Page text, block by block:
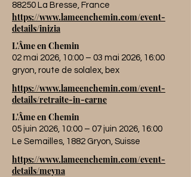
88250 La Bresse, France
https://www.lameenchemin.com/event-
details/inizia
L'Âme en Chemin
02 mai 2026, 10:00 – 03 mai 2026, 16:00
gryon, route de solalex, bex
https://www.lameenchemin.com/event-
details/retraite-in-carne
L'Âme en Chemin
05 juin 2026, 10:00 – 07 juin 2026, 16:00
Le Semailles, 1882 Gryon, Suisse
https://www.lameenchemin.com/event-
details/meyna